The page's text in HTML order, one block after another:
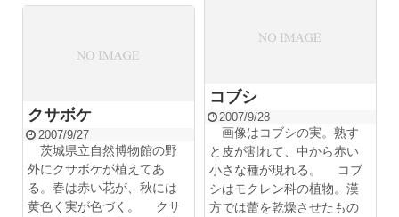
コブシ
2007/9/28
画像はコブシの実。熟す
と皮が割れて、中から赤い
小さな種が現れる。 コブ
シはモクレン科の植物。漢
方では蕾を乾燥させたもの
クサボケ
2007/9/27
茨城県立自然博物館の野
外にクサボケが植えてあ
る。春は赤い花が、秋には
黄色く実が色づく。 クサ